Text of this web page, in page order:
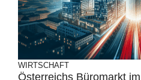
WIRTSCHAFT
Österreichs Büromarkt